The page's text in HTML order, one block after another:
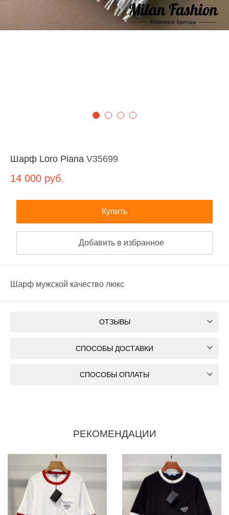
Шарф Loro Piana V35699
14 000 руб.
Купить
Добавить в избранное
Шарф мужской качество люкс
ОТЗЫВЫ
СПОСОБЫ ДОСТАВКИ
СПОСОБЫ ОПЛАТЫ
РЕКОМЕНДАЦИИ